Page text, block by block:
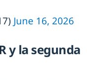
June 16, 2026
y la segunda